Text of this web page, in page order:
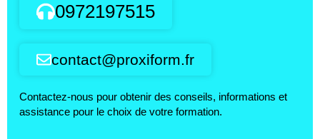
0972197515
contact@proxiform.fr
Contactez-nous pour obtenir des conseils, informations et
assistance pour le choix de votre formation.